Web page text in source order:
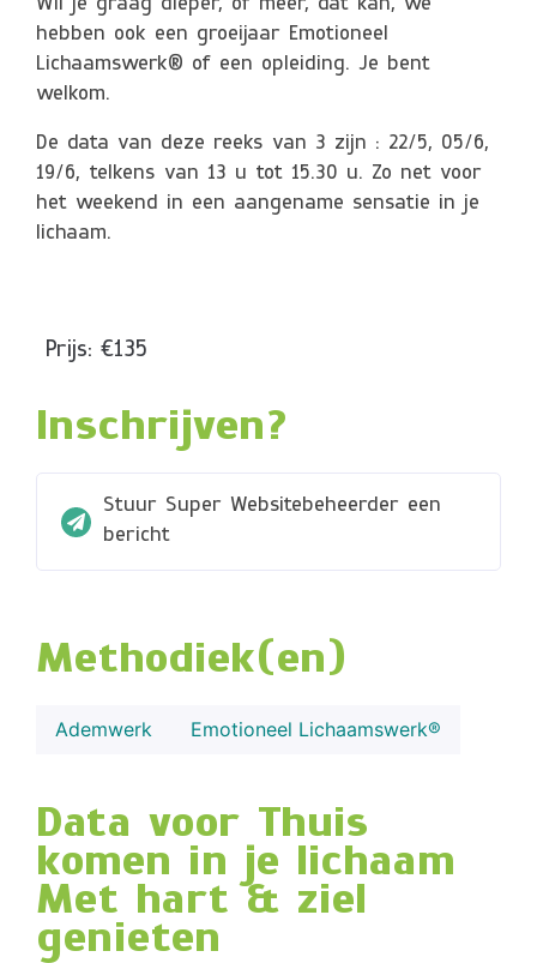
Methodiek(en)
Ademwerk Emotioneel Lichaamswerk®
Data voor Thuis
komen in je lichaam
Met hart & ziel
genieten
Wil je graag dieper, of meer, dat kan, we
hebben ook een groeijaar Emotioneel
Lichaamswerk® of een opleiding. Je bent
welkom.
De data van deze reeks van 3 zijn : 22/5, 05/6,
19/6, telkens van 13 u tot 15.30 u. Zo net voor
het weekend in een aangename sensatie in je
lichaam.
Prijs: €135
Inschrijven?
Stuur Super Websitebeheerder een
bericht